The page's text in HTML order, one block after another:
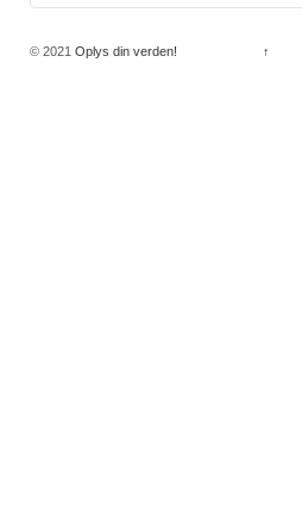
© 2021 Oplys din verden! ↑